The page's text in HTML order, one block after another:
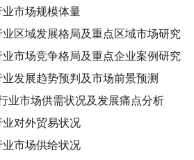
业市场规模体量
区域发展格局及重点区域市场研究
市场竞争格局及重点企业案例研究
发展趋势预判及市场前景预测
业市场供需状况及发展痛点分析
业对外贸易状况
业市场供给状况